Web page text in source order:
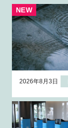
2026年8月3日